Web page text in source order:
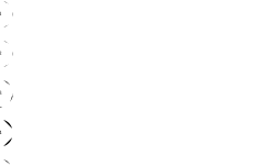
1
2
3
4